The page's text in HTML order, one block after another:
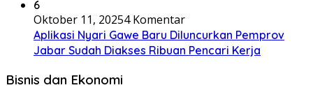
6
Oktober 11, 20254 Komentar
Aplikasi Nyari Gawe Baru Diluncurkan Pemprov
Jabar Sudah Diakses Ribuan Pencari Kerja
Bisnis dan Ekonomi